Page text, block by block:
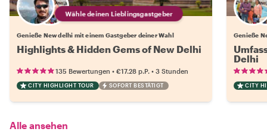
Wähle deinen Lieblingsgastgeber
Genieße New delhi mit einem Gastgeber deiner Wahl
Highlights & Hidden Gems of New Delhi
135 Bewertungen • €17.28 p.P. • 3 Stunden
CITY HIGHLIGHT TOUR SOFORT BESTÄTIGT
Genieße
Delhi
CITY
Alle ansehen